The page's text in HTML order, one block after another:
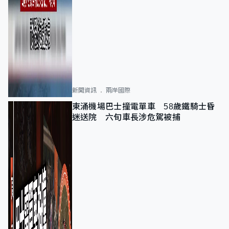
新聞資訊 兩岸國際
東涌機場巴士撞電單車 58歲鐵騎士昏
迷送院 六旬車長涉危駕被捕